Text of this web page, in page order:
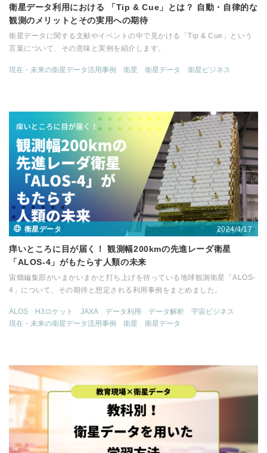
衛星データ利用における 「Tip & Cue」とは？ 自動・自律的な
観測のメリットとその実用への期待
衛星データに関する文献やイベントの中で見かける「Tip & Cue」という
言葉について、その意味と実例を紹介します。
現在・未来の衛星データ活用事例 衛星 衛星データ 衛星ビジネス
衛星データ 2024/4/17
痒いところに目が届く！ 観測幅200kmの先進レーダ衛星
「ALOS-4」がもたらす人類の未来
宙畑編集部がいまかいまかと打ち上げを待っている地球観測衛星「ALOS-
4」について、その期待と想定される利用事例をまとめました。
ALOS H3ロケット JAXA データ利用 データ解析
宇宙ビジネス
現在・未来の衛星データ活用事例
衛星 衛星データ